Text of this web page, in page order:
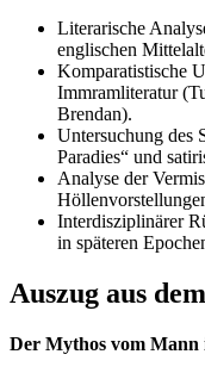
Literarische
englischen
Komparatistische
Immramliteratur
Brendan).
Untersuchung des
Paradies“ und
Analyse der
Interdisziplinärer
in späteren
Auszug aus
Der Mythos vom Mann